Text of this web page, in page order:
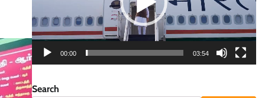
00:00 03:54
Search